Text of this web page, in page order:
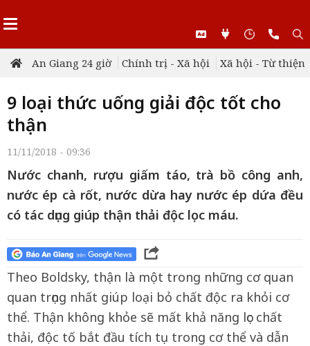
An Giang 24 giờ Chính trị - Xã hội Xã hội - Từ thiện
9 loại thức uống giải độc tốt cho
thận
11/11/2018 - 09:36
Nước chanh, rượu giấm táo, trà bồ công anh,
nước ép cà rốt, nước dừa hay nước ép dứa đều
có tác dụng giúp thận thải độc lọc máu.
Theo Boldsky, thận là một trong những cơ quan
quan trọng nhất giúp loại bỏ chất độc ra khỏi cơ
thể. Thận không khỏe sẽ mất khả năng lọc chất
thải, độc tố bắt đầu tích tụ trong cơ thể và dẫn